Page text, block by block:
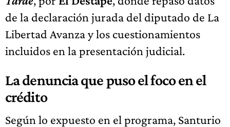
de la declaración jurada del diputado de La
Libertad Avanza y los cuestionamientos
incluidos en la presentación judicial.
La denuncia que puso el foco en el
crédito
Según lo expuesto en el programa, Santurio